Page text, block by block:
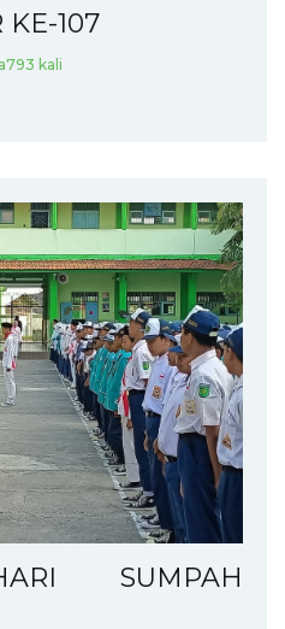
KE-107
kali
SUMPAH